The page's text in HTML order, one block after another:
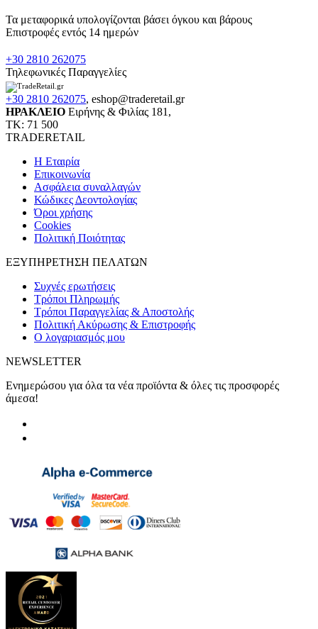
Τα μεταφορικά υπολογίζονται βάσει όγκου και βάρους
Επιστροφές εντός 14 ημερών
+30 2810 262075
Τηλεφωνικές Παραγγελίες
+30 2810 262075, eshop@traderetail.gr
ΗΡΑΚΛΕΙΟ Ειρήνης & Φιλίας 181,
ΤΚ: 71 500
TRADERETAIL
H Εταιρία
Eπικοινωνία
Ασφάλεια συναλλαγών
Κώδικες Δεοντολογίας
Όροι χρήσης
Cookies
Πολιτική Ποιότητας
ΕΞΥΠΗΡΕΤΗΣΗ ΠΕΛΑΤΩΝ
Συχνές ερωτήσεις
Τρόποι Πληρωμής
Τρόποι Παραγγελίας & Αποστολής
Πολιτική Ακύρωσης & Επιστροφής
Ο λογαριασμός μου
NEWSLETTER
Ενημερώσου για όλα τα νέα προϊόντα & όλες τις προσφορές
άμεσα!